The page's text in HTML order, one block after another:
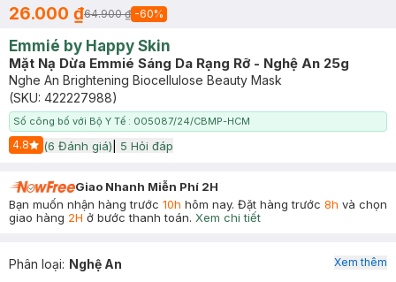
26.000 ₫64.900 ₫ -60%
Emmié by Happy Skin
Mặt Nạ Dừa Emmié Sáng Da Rạng Rỡ - Nghệ An 25g
Nghe An Brightening Biocellulose Beauty Mask
(SKU: 422227988)
Số công bố với Bộ Y Tế : 005087/24/CBMP-HCM
4.8
Start Icon
(6 Đánh giá) 5 Hỏi đáp
Giao Nhanh Miễn Phí 2H
Bạn muốn nhận hàng trước 10h hôm nay. Đặt hàng trước 8h và chọn
giao hàng 2H ở bước thanh toán. Xem chi tiết
Phân loại: Nghệ An Xem thêm